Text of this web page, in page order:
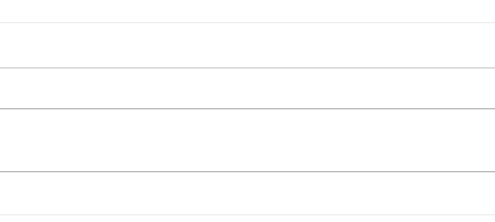
意匠